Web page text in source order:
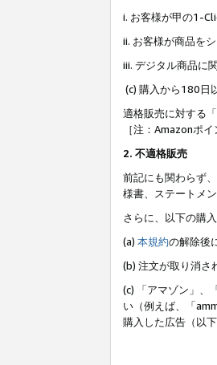
i. お客様が甲の1-
ii. お客様が商品を
iii. デジタル商品に
(c) 購入から180日
適格販売に対する「
［注：Amazonポ
2. 不適格販売
前記にも関わらず
様書、ステートメ
さらに、以下の購
(a) 本規約の解除後
(b) 注文が取り消さ
(c) 「アマゾン」、
い（例えば、「
購入した広告（以